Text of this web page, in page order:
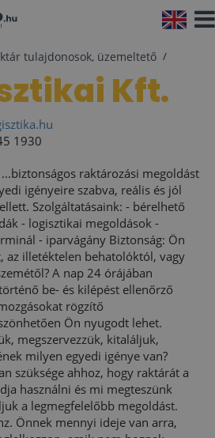
tulajdonosok, üzemeltető
Kft.
1930
raktározási megoldást
igényeire szabva, reális és jól
Szolgáltatásaink: - bérelhető
- logisztikai megoldások -
- iparvágány Biztonság: Ön
illetéktelen behatolóktól, vagy
A nap 24 órájában
be- és kilépést ellenőrző
rögzítő
Ön nyugodt lehet.
megszervezzük, kitaláljuk,
milyen egyedi igénye van?
szüksége ahhoz, hogy raktárát a
használni és mi megteszünk
a legmegfelelőbb megoldást.
Önnek mennyi ideje van arra,